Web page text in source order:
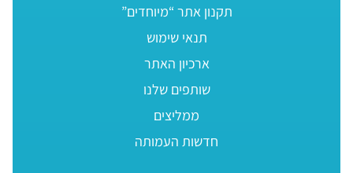
תקנון אתר “מיוחדים”
תנאי שימוש
ארכיון האתר
שותפים שלנו
ממליצים
חדשות העמותה